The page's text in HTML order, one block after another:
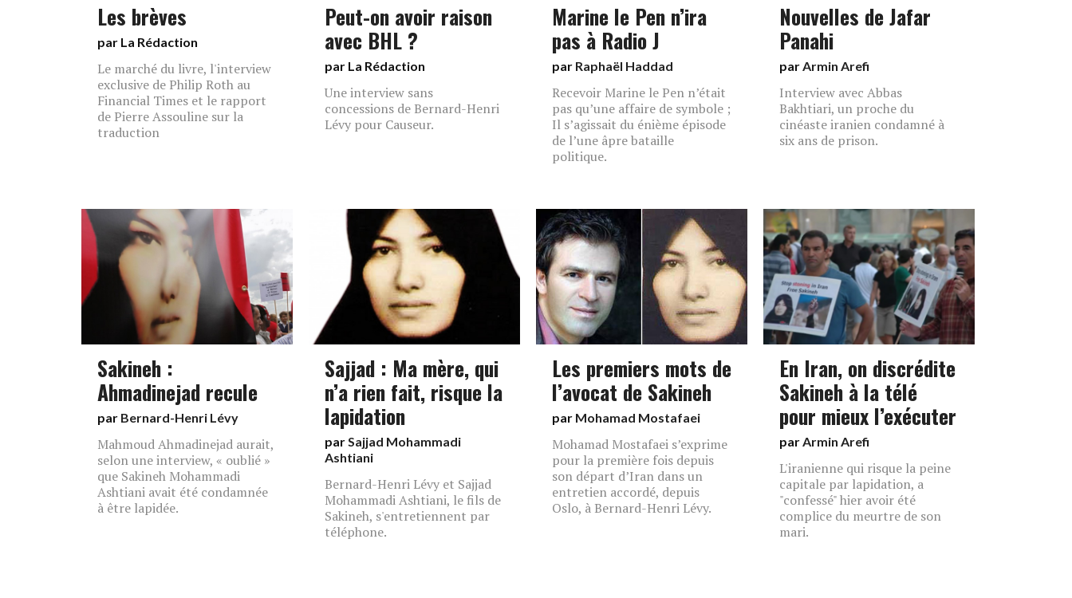
Les brèves
par La Rédaction
Le marché du livre, l'interview
exclusive de Philip Roth au
Financial Times et le rapport
de Pierre Assouline sur la
traduction
Peut-on avoir raison
avec BHL ?
par La Rédaction
Une interview sans
concessions de Bernard-Henri
Lévy pour Causeur.
Marine le Pen n’ira
pas à Radio J
par Raphaël Haddad
Recevoir Marine le Pen n’était
pas qu’une affaire de symbole ;
Il s’agissait du énième épisode
de l’une âpre bataille
politique.
Nouvelles de Jafar
Panahi
parArmin Arefi
Interview avec Abbas
Bakhtiari, un proche du
cinéaste iranien condamné à
six ans de prison.
Sakineh :
Ahmadinejad recule
par Bernard-Henri Lévy
Mahmoud Ahmadinejad aurait,
selon une interview, « oublié »
que Sakineh Mohammadi
Ashtiani avait été condamnée
à être lapidée.
Sajjad : Ma mère, qui
n’a rien fait, risque la
lapidation
parSajjad Mohammadi
Ashtiani
Bernard-Henri Lévy et Sajjad
Mohammadi Ashtiani, le fils de
Sakineh, s'entretiennent par
téléphone.
Les premiers mots de
l’avocat de Sakineh
par Mohamad Mostafaei
Mohamad Mostafaei s’exprime
pour la première fois depuis
son départ d’Iran dans un
entretien accordé, depuis
Oslo, à Bernard-Henri Lévy.
En Iran, on discrédite
Sakineh à la télé
pour mieux l’exécuter
parArmin Arefi
L'iranienne qui risque la peine
capitale par lapidation, a
"confessé" hier avoir été
complice du meurtre de son
mari.